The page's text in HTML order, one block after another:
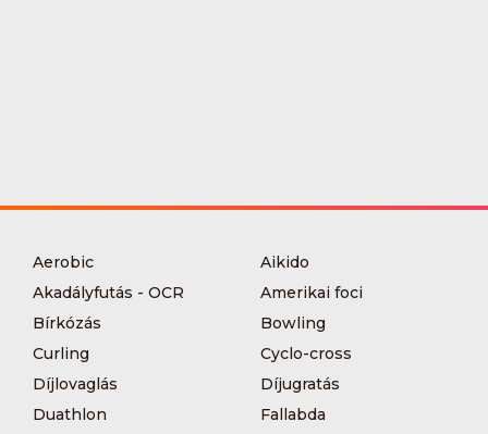
Aerobic
Aikido
Akadályfutás - OCR
Amerikai foci
Bírkózás
Bowling
Curling
Cyclo-cross
Díjlovaglás
Díjugratás
Duathlon
Fallabda